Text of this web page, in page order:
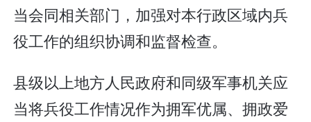
当会同相关部门，加强对本行政区域内兵
役工作的组织协调和监督检查。
县级以上地方人民政府和同级军事机关应
当将兵役工作情况作为拥军优属、拥政爱